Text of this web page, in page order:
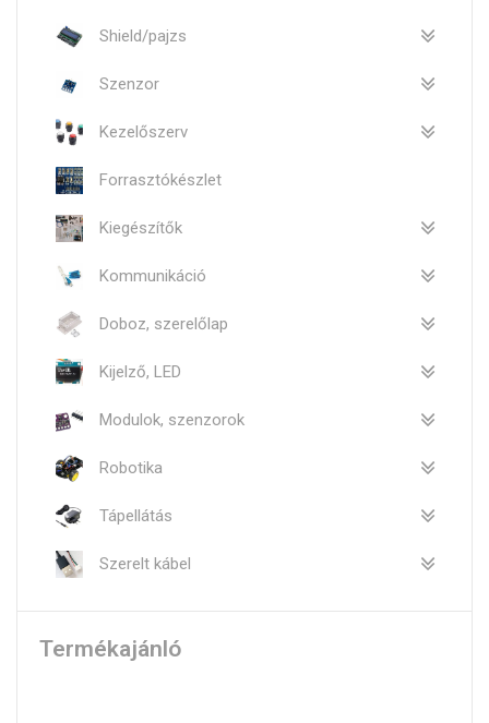
Shield/pajzs
Szenzor
Kezelőszerv
Forrasztókészlet
Kiegészítők
Kommunikáció
Doboz, szerelőlap
Kijelző, LED
Modulok, szenzorok
Robotika
Tápellátás
Szerelt kábel
Termékajánló